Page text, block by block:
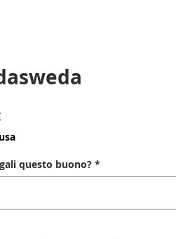
Prezzo
questo buono? *